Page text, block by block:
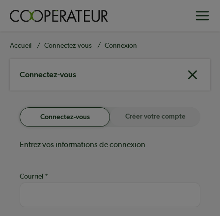
principal
Fil
Accueil Connectez-vous Connexion
Connectez-vous
Connectez-vous Créer votre compte
Entrez vos informations de connexion
Courriel